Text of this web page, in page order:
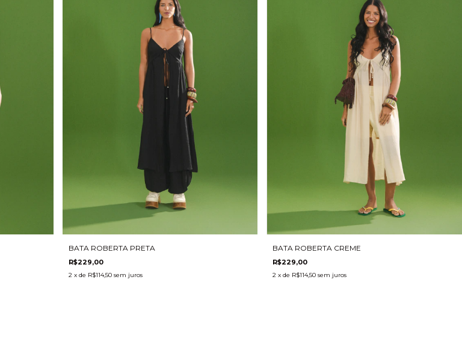
BATA ROBERTA PRETA
R$229,00
2 x de R$114,50 sem juros
BATA ROBERTA CREME
R$229,00
2 x de R$114,50 sem juros